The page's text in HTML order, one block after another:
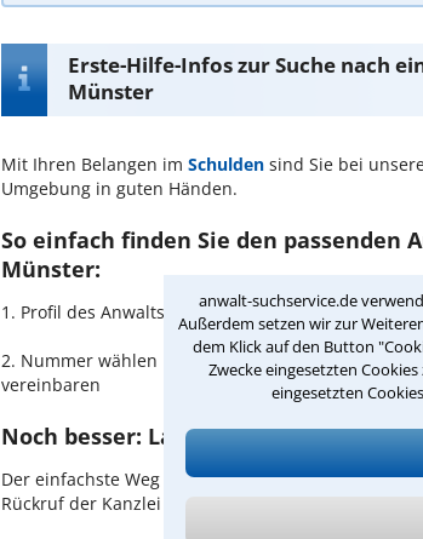
anwalt-suchservice.de
Außerdem setzen wir zur
dem Klick auf den Button
Zwecke eingesetzten
eingesetzten
Erste-Hilfe-Infos zur Suche nach
Münster
Mit Ihren Belangen im Schulden sind Sie bei
Umgebung in guten Händen.
So einfach finden Sie den passenden
Münster:
1. Profil des Anwalts für Schulden in Ihrer
2. Nummer wählen und direkt mit der Kanzlei in
vereinbaren
Noch besser: Lassen Sie sich
Der einfachste Weg zum Anwalt in Münster ist es,
Rückruf der Kanzlei anzufordern - probieren Sie es